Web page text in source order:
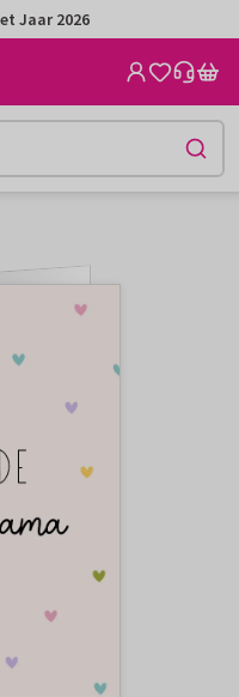
Jaar 2026